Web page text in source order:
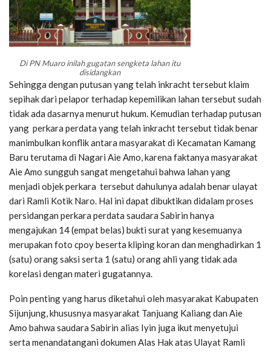
Di PN Muaro inilah gugatan sengketa lahan itu
disidangkan
Sehingga dengan putusan yang telah inkracht tersebut klaim
sepihak dari pelapor terhadap kepemilikan lahan tersebut sudah
tidak ada dasarnya menurut hukum. Kemudian terhadap putusan
yang perkara perdata yang telah inkracht tersebut tidak benar
manimbulkan konflik antara masyarakat di Kecamatan Kamang
Baru terutama di Nagari Aie Amo, karena faktanya masyarakat
Aie Amo sungguh sangat mengetahui bahwa lahan yang
menjadi objek perkara tersebut dahulunya adalah benar ulayat
dari Ramli Kotik Naro. Hal ini dapat dibuktikan didalam proses
persidangan perkara perdata saudara Sabirin hanya
mengajukan 14 (empat belas) bukti surat yang kesemuanya
merupakan foto cpoy beserta kliping koran dan menghadirkan 1
(satu) orang saksi serta 1 (satu) orang ahli yang tidak ada
korelasi dengan materi gugatannya.
Poin penting yang harus diketahui oleh masyarakat Kabupaten
Sijunjung, khususnya masyarakat Tanjuang Kaliang dan Aie
Amo bahwa saudara Sabirin alias Iyin juga ikut menyetujui
serta menandatangani dokumen Alas Hak atas Ulayat Ramli